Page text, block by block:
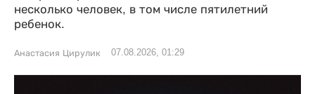
несколько человек, в том числе пятилетний
ребенок.
Анастасия Цирулик 07.08.2026, 01:29